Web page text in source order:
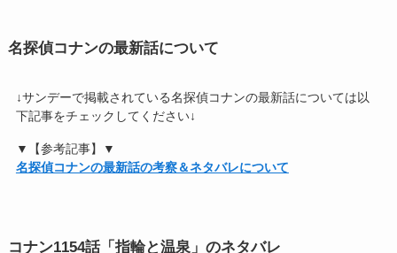
名探偵コナンの最新話について
↓サンデーで掲載されている名探偵コナンの最新話については以
下記事をチェックしてください↓
▼【参考記事】▼
名探偵コナンの最新話の考察＆ネタバレについて
コナン1154話「指輪と温泉」のネタバレ